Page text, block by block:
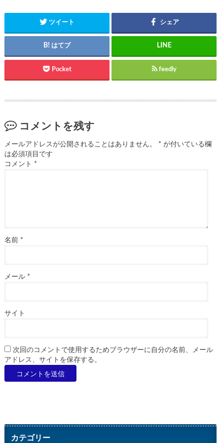
ツイート シェア
はてブ
Pocket feedly
コメントを残す
メールアドレスが公開されることはありません。 * が付いている欄
は必須項目です
コメント *
名前 *
メール *
サイト
次回のコメントで使用するためブラウザーに自分の名前、メール
アドレス、サイトを保存する。
カテゴリー